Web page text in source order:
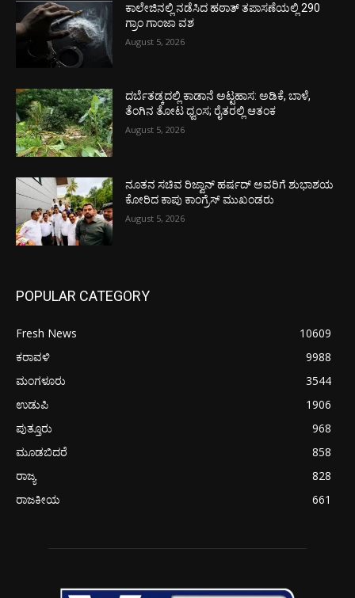
ಕಾಲೇಜಿನಲ್ಲಿ ನಡೆಸಿದ ಹಠಾತ್ ತಪಾಸಣೆಯಲ್ಲಿ 290
ಗ್ರಾಂ ಗಾಂಜಾ ವಶ
August 5, 2026
ದರ್ಬೆತಡ್ಕದಲ್ಲಿ ಕಾಡಾನೆ ಅಟ್ಟಹಾಸ: ಅಡಿಕೆ, ಬಾಳೆ,
ತೆಂಗಿನ ತೋಟ ಧ್ವಂಸ; ರೈತರಲ್ಲಿ ಆತಂಕ
August 5, 2026
ನೂತನ ಸಚಿವ ರಿಜ್ವಾನ್ ಹರ್ಷದ್ ಅವರಿಗೆ ಶುಭಾಶಯ
ಕೋರಿದ ಕಾಪು ಕಾಂಗ್ರೆಸ್ ಮುಖಂಡರು
August 5, 2026
POPULAR CATEGORY
Fresh News
10609
ಕರಾವಳಿ
9988
ಮಂಗಳೂರು
3544
ಉಡುಪಿ
1906
ಪುತ್ತೂರು
968
ಮೂಡಬಿದರೆ
858
ರಾಜ್ಯ
828
ರಾಜಕೀಯ
661